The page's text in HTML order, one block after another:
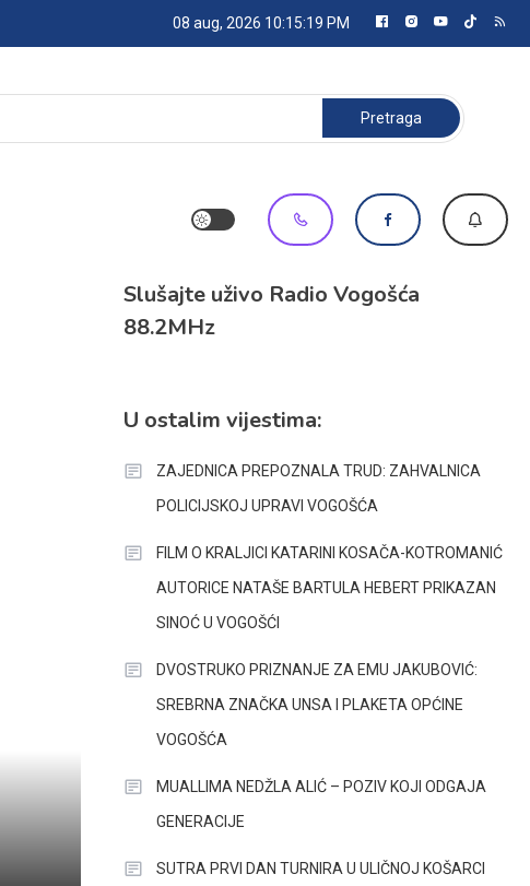
08 aug, 2026 10:15:19 PM
Pretraga:
Slušajte uživo Radio Vogošća
88.2MHz
U ostalim vijestima:
ZAJEDNICA PREPOZNALA TRUD: ZAHVALNICA
POLICIJSKOJ UPRAVI VOGOŠĆA
FILM O KRALJICI KATARINI KOSAČA-KOTROMANIĆ
AUTORICE NATAŠE BARTULA HEBERT PRIKAZAN
SINOĆ U VOGOŠĆI
DVOSTRUKO PRIZNANJE ZA EMU JAKUBOVIĆ:
SREBRNA ZNAČKA UNSA I PLAKETA OPĆINE
VOGOŠĆA
MUALLIMA NEDŽLA ALIĆ – POZIV KOJI ODGAJA
GENERACIJE
SUTRA PRVI DAN TURNIRA U ULIČNOJ KOŠARCI